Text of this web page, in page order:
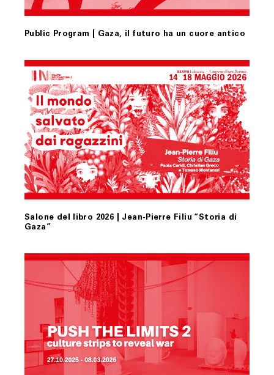
Public Program | Gaza, il futuro ha un cuore antico
Salone del libro 2026 | Jean-Pierre Filiu “Storia di
Gaza”